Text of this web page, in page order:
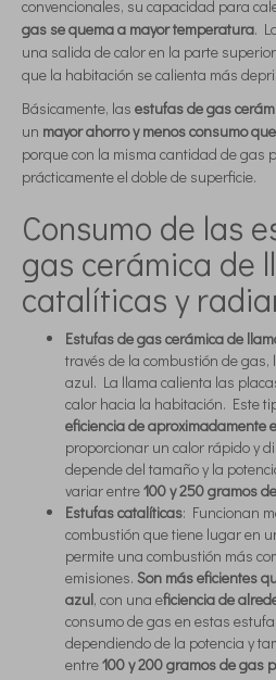
convencionales, su capacidad para
gas se quema a mayor temperatura.
una salida de calor en la parte
que la habitación se calienta más
Básicamente, las estufas de gas
un mayor ahorro y menos consumo
porque con la misma cantidad de gas
prácticamente el doble de superficie.
Consumo de las
gas cerámica de
catalíticas y
Estufas de gas cerámica de
través de la combustión de
azul. La llama calienta las
calor hacia la habitación. Este
eficiencia de aproximadamente
proporcionar un calor rápido y
depende del tamaño y la
variar entre100 y 250 gramos
Estufas catalíticas: Funcionan
combustión que tiene lugar en
permite una combustión más
emisiones. Son más eficientes
azul, con una eficiencia de
consumo de gas en estas
dependiendo de la potencia y
entre100 y 200 gramos de gas